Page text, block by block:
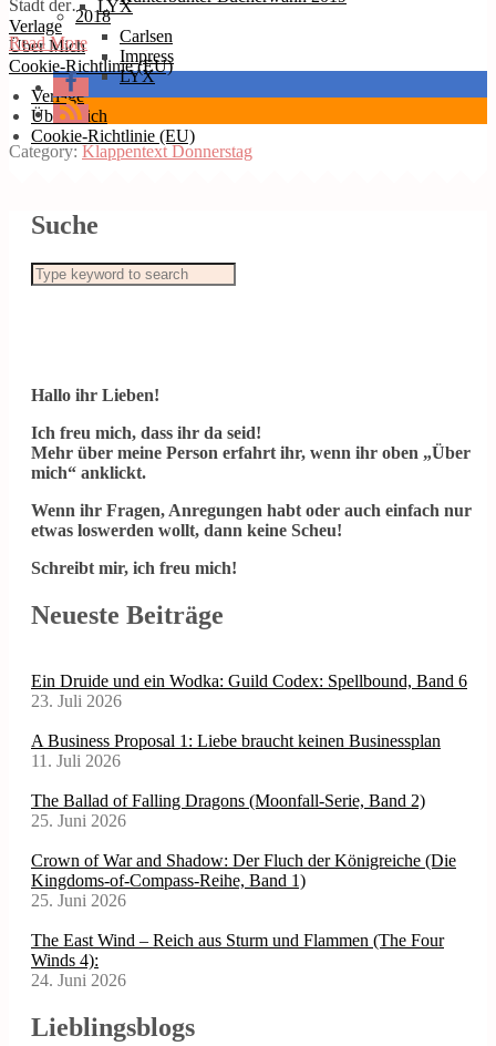
LYX
Verlage
Über Mich
Cookie-Richtlinie (EU)
2018
Carlsen
Impress
LYX
Verlage
Über Mich
Cookie-Richtlinie (EU)
Stadt der…
Read More
Category: Klappentext Donnerstag
Suche
Hallo ihr Lieben!
Ich freu mich, dass ihr da seid!
Mehr über meine Person erfahrt ihr, wenn ihr oben „Über
mich“ anklickt.
Wenn ihr Fragen, Anregungen habt oder auch einfach nur
etwas loswerden wollt, dann keine Scheu!
Schreibt mir, ich freu mich!
Neueste Beiträge
Ein Druide und ein Wodka: Guild Codex: Spellbound, Band 6
23. Juli 2026
A Business Proposal 1: Liebe braucht keinen Businessplan
11. Juli 2026
The Ballad of Falling Dragons (Moonfall-Serie, Band 2)
25. Juni 2026
Crown of War and Shadow: Der Fluch der Königreiche (Die
Kingdoms-of-Compass-Reihe, Band 1)
25. Juni 2026
The East Wind – Reich aus Sturm und Flammen (The Four
Winds 4):
24. Juni 2026
Lieblingsblogs